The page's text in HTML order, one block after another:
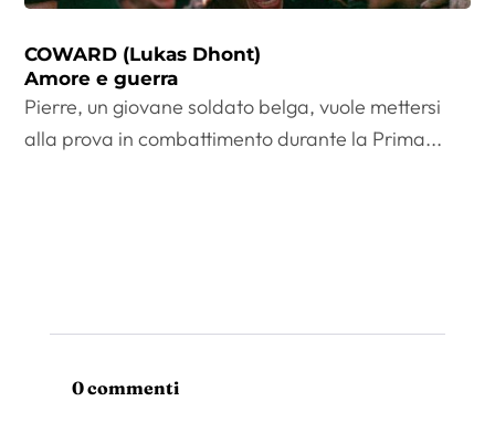
COWARD (Lukas Dhont)
Amore e guerra
Pierre, un giovane soldato belga, vuole mettersi
alla prova in combattimento durante la Prima...
0 commenti